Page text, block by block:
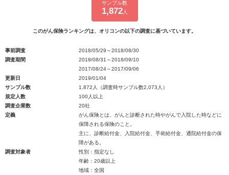
サンプル数
1,872人
このがん保険ランキングは、オリコンの以下の調査に基づいています。
事前調査
2018/05/29～2018/08/30
調査期間
2018/08/31～2018/09/10
2017/08/24～2017/09/06
更新日
2019/01/04
サンプル数
1,872人（調査時サンプル数2,073人）
規定人数
100人以上
調査企業数
20社
定義
がん保険とは、がんと診断された時やがんで入院した時などに
保障される保険のこと。
主に、診断給付金、入院給付金、手術給付金、通院給付金の保
障がある。
調査対象者
性別：指定なし
年齢：20歳以上
地域：全国